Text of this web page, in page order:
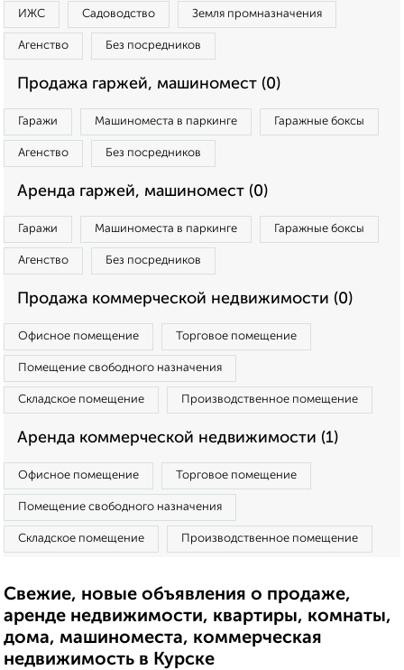
ИЖС Садоводство Земля промназначения
Агенство Без посредников
Продажа гаржей, машиномест (0)
Гаражи Машиноместа в паркинге Гаражные боксы
Агенство Без посредников
Аренда гаржей, машиномест (0)
Гаражи Машиноместа в паркинге Гаражные боксы
Агенство Без посредников
Продажа коммерческой недвижимости (0)
Офисное помещение Торговое помещение
Помещение свободного назначения
Складское помещение Производственное помещение
Аренда коммерческой недвижимости (1)
Офисное помещение Торговое помещение
Помещение свободного назначения
Складское помещение Производственное помещение
Свежие, новые объявления о продаже,
аренде недвижимости, квартиры, комнаты,
дома, машиноместа, коммерческая
недвижимость в Курске